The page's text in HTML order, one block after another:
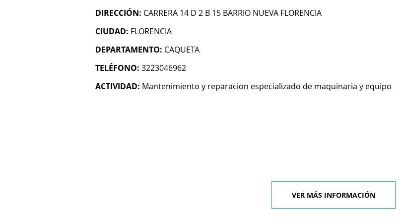
DIRECCIÓN: CARRERA 14 D 2 B 15 BARRIO NUEVA FLORENCIA
CIUDAD: FLORENCIA
DEPARTAMENTO: CAQUETA
TELÉFONO: 3223046962
ACTIVIDAD: Mantenimiento y reparacion especializado de maquinaria y equipo
VER MÁS INFORMACIÓN